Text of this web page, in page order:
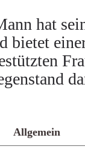
hat
bietet
Allgemein